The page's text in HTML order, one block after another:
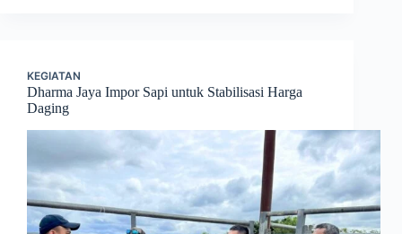
KEGIATAN
Dharma Jaya Impor Sapi untuk Stabilisasi Harga
Daging